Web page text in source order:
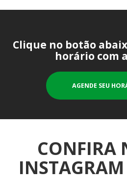
Clique no botão
horário com
AGENDE SEU
CONFIRA